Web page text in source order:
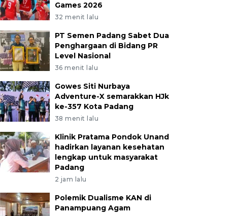
Games 2026
32 menit lalu
PT Semen Padang Sabet Dua
Penghargaan di Bidang PR
Level Nasional
36 menit lalu
Gowes Siti Nurbaya
Adventure-X semarakkan HJk
ke-357 Kota Padang
38 menit lalu
Klinik Pratama Pondok Unand
hadirkan layanan kesehatan
lengkap untuk masyarakat
Padang
2 jam lalu
Polemik Dualisme KAN di
Panampuang Agam